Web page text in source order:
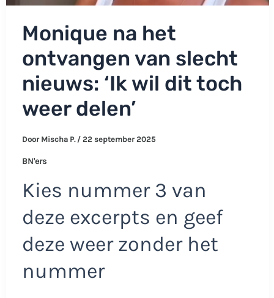
Monique na het
ontvangen van slecht
nieuws: ‘Ik wil dit toch
weer delen’
Door Mischa P. / 22 september 2025
BN'ers
Kies nummer 3 van
deze excerpts en geef
deze weer zonder het
nummer